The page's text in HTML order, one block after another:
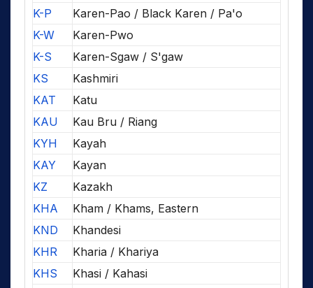
K-P
Karen-Pao / Black Karen / Pa'o
K-W
Karen-Pwo
K-S
Karen-Sgaw / S'gaw
KS
Kashmiri
KAT
Katu
KAU
Kau Bru / Riang
KYH
Kayah
KAY
Kayan
KZ
Kazakh
KHA
Kham / Khams, Eastern
KND
Khandesi
KHR
Kharia / Khariya
KHS
Khasi / Kahasi